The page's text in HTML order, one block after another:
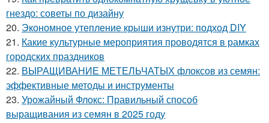
гнездо: советы по дизайну
20. Экономное утепление крыши изнутри: подход DIY
21. Какие культурные мероприятия проводятся в рамках
городских праздников
22. ВЫРАЩИВАНИЕ МЕТЕЛЬЧАТЫХ флоксов из семян:
эффективные методы и инструменты
23. Урожайный Флокс: Правильный способ
выращивания из семян в 2025 году